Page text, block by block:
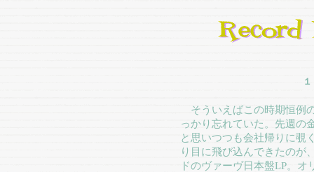
そういえばこの時期恒例
っかり忘れていた。先週の
と思いつつも会社帰りに覗
り目に飛び込んできたのが
ドのヴァーヴ日本盤LP。